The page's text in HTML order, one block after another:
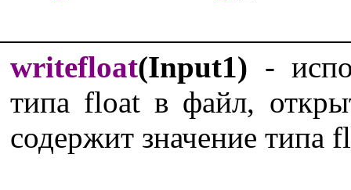
writefloat(Input1) -
типа float в файл,
содержит значение типа